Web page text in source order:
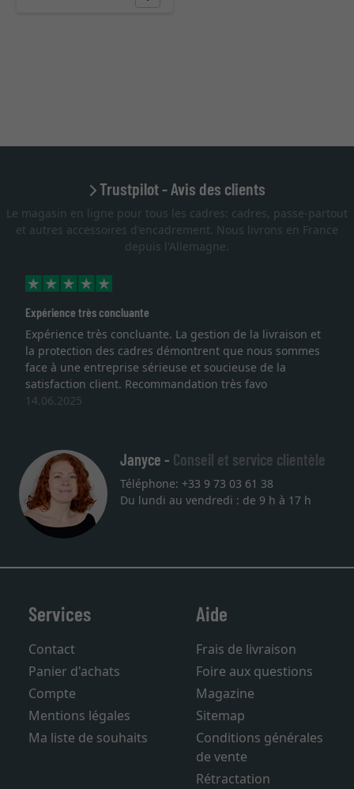
Trustpilot - Avis des clients
Le magasin en ligne pour tous les cadres: cadres, passe-partout
et autres accessoires d'encadrement. Nous livrons en France
depuis l'Allemagne.
concluante
très concluante. La gestion de la livraison et
des cadres démontrent que nous sommes
entreprise sérieuse et soucieuse de la
client. Recommandation très favo
Je
Janyce - Conseil et service clientèle
Téléphone: +33 9 73 03 61 38
Services
Contact
Panier d'achats
Compte
Mentions légales
Aide
Frais de livraison
Foire aux questions
Magazine
Sitemap
Conditions générales
de vente